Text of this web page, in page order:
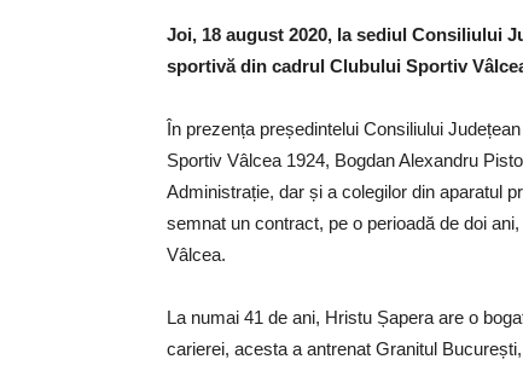
Joi, 18 august 2020, la sediul Consiliului
sportivă din cadrul Clubului Sportiv
În prezența președintelui Consiliului
Sportiv Vâlcea 1924, Bogdan Alexandru
Administrație, dar și a colegilor din aparatul
semnat un contract, pe o perioadă de doi
Vâlcea.
La numai 41 de ani, Hristu Șapera are o
carierei, acesta a antrenat Granitul